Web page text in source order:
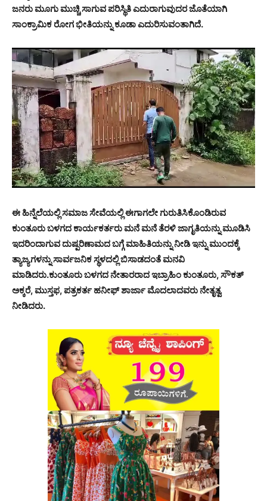
ಜನರು ಮೂಗು ಮುಚ್ಚಿ ಸಾಗುವ ಪರಿಸ್ಥಿತಿ ಎದುರಾಗುವುದರ ಜೊತೆಯಾಗಿ
ಸಾಂಕ್ರಾಮಿಕ ರೋಗ ಭೀತಿಯನ್ನು ಕೂಡಾ ಎದುರಿಸುವಂತಾಗಿದೆ.
ಈ ಹಿನ್ನೆಲೆಯಲ್ಲಿ ಸಮಾಜ ಸೇವೆಯಲ್ಲಿ ಈಗಾಗಲೇ ಗುರುತಿಸಿಕೊಂಡಿರುವ
ಕುಂತೂರು ಬಳಗದ ಕಾರ್ಯಕರ್ತರು ಮನೆ ಮನೆ ತೆರಳಿ ಜಾಗೃತಿಯನ್ನು ಮೂಡಿಸಿ
ಇದರಿಂದಾಗುವ ದುಷ್ಪರಿಣಾಮದ ಬಗ್ಗೆ ಮಾಹಿತಿಯನ್ನು ನೀಡಿ ಇನ್ನು ಮುಂದಕ್ಕೆ
ತ್ಯಾಜ್ಯಗಳನ್ನು ಸಾರ್ವಜನಿಕ ಸ್ಥಳದಲ್ಲಿ ಬಿಸಾಡದಂತೆ ಮನವಿ
ಮಾಡಿದರು.ಕುಂತೂರು ಬಳಗದ ನೇತಾರರಾದ ಇಬ್ರಾಹಿಂ ಕುಂತೂರು, ಸೌಕತ್
ಅಕ್ಕರೆ, ಮುಸ್ತಫ, ಪತ್ರಕರ್ತ ಹನೀಫ್ ಶಾರ್ಜಾ ಮೊದಲಾದವರು ನೇತೃತ್ವ
ನೀಡಿದರು.